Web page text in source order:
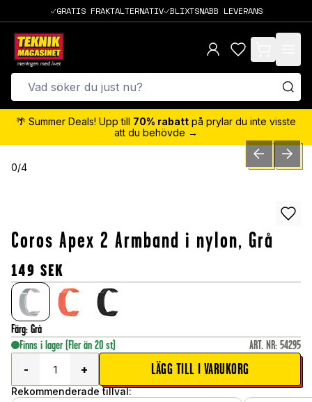
GRATIS FRAKTALTERNATIV BLIXTSNABB LEVERANS
items in cart,
🌴 Summer Deals! Upp till 70% rabatt på prylar du inte visste
att du behövde →
0/4 PREVIOUSNEXT
Coros Apex 2 Armband i nylon, Grå
149 SEK
Färg: Grå
Finns i lager (Fler än 20 st) ART. NR: 54295
-
+ LÄGG TILL I VARUKORG
Rekommenderade tillval: